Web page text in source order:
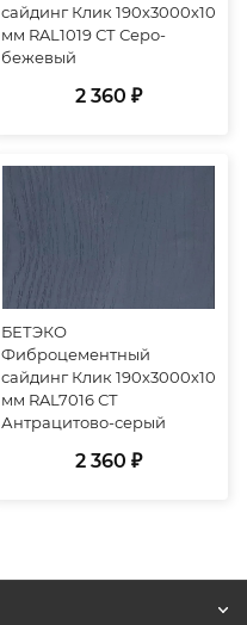
сайдинг Клик 190х3000х10
мм RAL1019 СТ Серо-
бежевый
2 360 ₽
БЕТЭКО
Фиброцементный
сайдинг Клик 190х3000х10
мм RAL7016 СТ
Антрацитово-серый
2 360 ₽